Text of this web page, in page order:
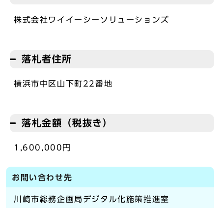
株式会社ワイイーシーソリューションズ
落札者住所
横浜市中区山下町22番地
落札金額（税抜き）
1,600,000円
お問い合わせ先
川崎市総務企画局デジタル化施策推進室